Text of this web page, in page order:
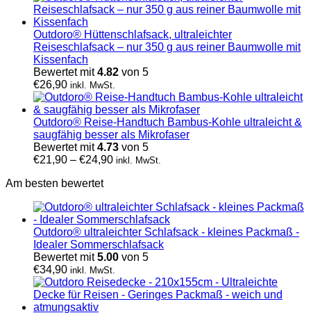
Outdoro® Hüttenschlafsack, ultraleichter
Reiseschlafsack – nur 350 g aus reiner Baumwolle mit
Kissenfach
Bewertet mit4.82 von 5
€26,90 inkl. MwSt.
Outdoro® Reise-Handtuch Bambus-Kohle ultraleicht &
saugfähig besser als Mikrofaser
Bewertet mit4.73 von 5
€21,90 – €24,90 inkl. MwSt.
Am besten bewertet
Outdoro® ultraleichter Schlafsack - kleines Packmaß -
Idealer Sommerschlafsack
Bewertet mit5.00 von 5
€34,90 inkl. MwSt.